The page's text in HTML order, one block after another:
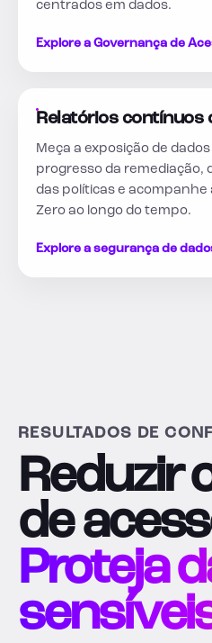
centrados em dados.
Explore a Governança de
Relatórios contínuos
Meça a exposição de
progresso da remediação,
das políticas e
Zero ao longo do tempo.
Explore a segurança de
RESULTADOS DE
Reduzir
de
Proteja